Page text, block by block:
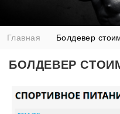
Главная Болдевер
БОЛДЕВЕР